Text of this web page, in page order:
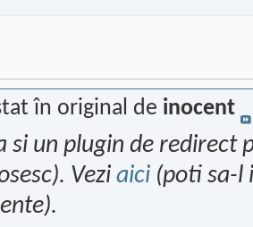
în original de inocent
si un plugin de redirect
Vezi aici (poti sa-l